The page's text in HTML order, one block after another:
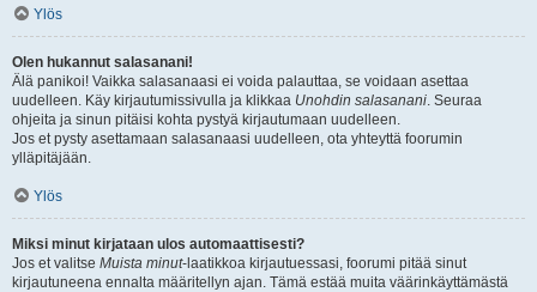
Ylös
Olen hukannut salasanani!
Älä panikoi! Vaikka salasanaasi ei voida palauttaa, se voidaan asettaa
uudelleen. Käy kirjautumissivulla ja klikkaa Unohdin salasanani. Seuraa
ohjeita ja sinun pitäisi kohta pystyä kirjautumaan uudelleen.
Jos et pysty asettamaan salasanaasi uudelleen, ota yhteyttä foorumin
ylläpitäjään.
Ylös
Miksi minut kirjataan ulos automaattisesti?
Jos et valitse Muista minut-laatikkoa kirjautuessasi, foorumi pitää sinut
kirjautuneena ennalta määritellyn ajan. Tämä estää muita väärinkäyttämästä